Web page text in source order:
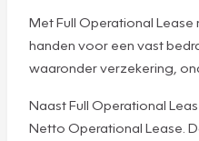
Met Full Operational Lease
handen voor een vast
waaronder verzekering,
Naast Full Operational
Netto Operational Lease.